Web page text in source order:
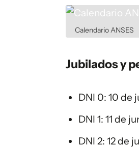
Calendario ANSES
Jubilados y
DNI 0: 10 de
DNI 1: 11 de
DNI 2: 12 de